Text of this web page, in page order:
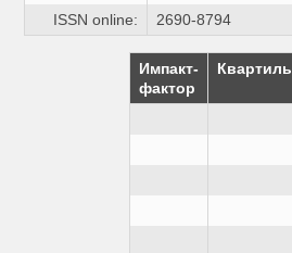
ISSN online: 2690-8794
Импакт-
фактор
Квартиль